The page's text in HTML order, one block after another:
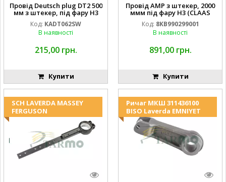
Провід Deutsch plug DT2 500
мм з штекер, під фару H3
(JOHN DEERE AL116438
994.184.00) ) Kramp Hella
Код: KADT062SW
В наявності
215,00 грн.
Купити
Провід AMP з штекер, 2000
ммм під фару H3 (CLAAS
013733) Hella
Код: 8KB990299001
В наявності
891,00 грн.
Купити
SCH LAVERDA MASSEY
FERGUSON
Ричаг МКШ 311436100
BISO Laverda EMNIYET